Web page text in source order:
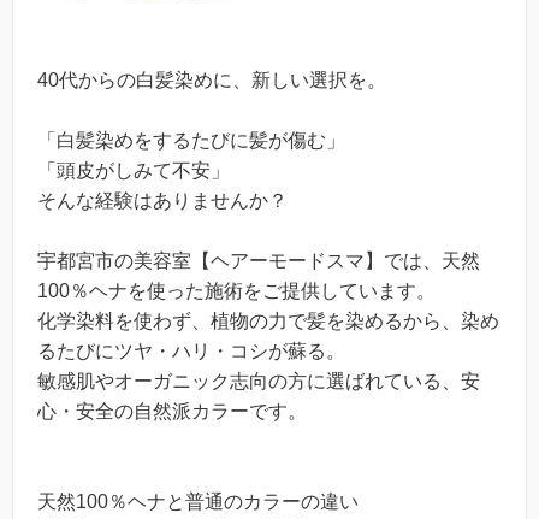
40代からの白髪染めに、新しい選択を。
「白髪染めをするたびに髪が傷む」
「頭皮がしみて不安」
そんな経験はありませんか？
宇都宮市の美容室【ヘアーモードスマ】では、天然
100％ヘナを使った施術をご提供しています。
化学染料を使わず、植物の力で髪を染めるから、染め
るたびにツヤ・ハリ・コシが蘇る。
敏感肌やオーガニック志向の方に選ばれている、安
心・安全の自然派カラーです。
天然100％ヘナと普通のカラーの違い